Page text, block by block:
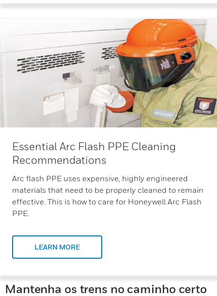
Essential Arc Flash PPE Cleaning
Recommendations
Arc flash PPE uses expensive, highly engineered
materials that need to be properly cleaned to remain
effective. This is how to care for Honeywell Arc Flash
PPE.
LEARN MORE
Mantenha os trens no caminho certo